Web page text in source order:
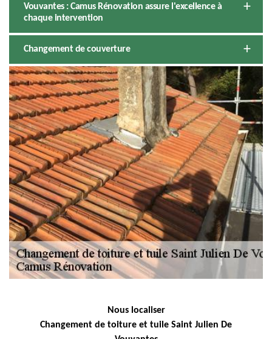
Vouvantes : Camus Rénovation assure l'excellence à
chaque intervention
Changement de couverture
Nous localiser
Changement de toiture et tuile Saint Julien De